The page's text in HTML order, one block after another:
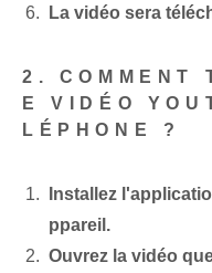
La vidéo sera
2. COMMENT
E VIDÉO
LÉPHONE ?
Installez
ppareil.
Ouvrez la vidéo